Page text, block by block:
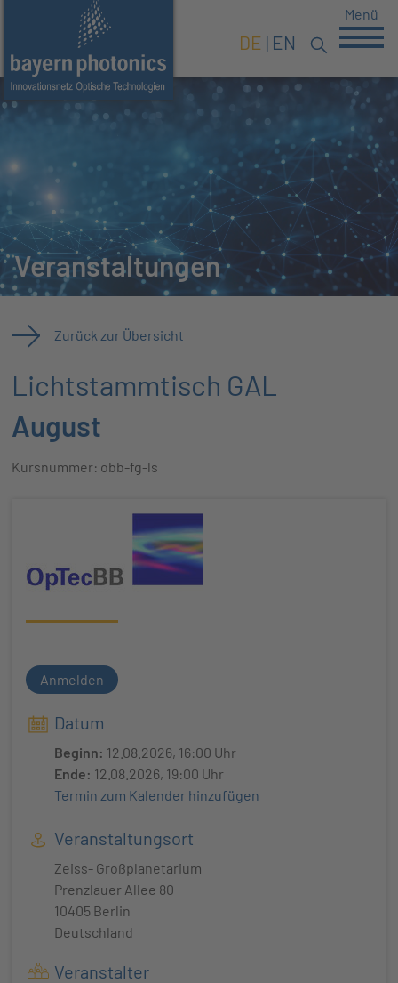
DE EN
Menü
Veranstaltungen
Zurück zur Übersicht
Lichtstammtisch GAL
August
Kursnummer: obb-fg-ls
Anmelden
Datum
Beginn: 12.08.2026, 16:00 Uhr
Ende: 12.08.2026, 19:00 Uhr
Termin zum Kalender hinzufügen
Veranstaltungsort
Zeiss- Großplanetarium
Prenzlauer Allee 80
10405 Berlin
Deutschland
Veranstalter